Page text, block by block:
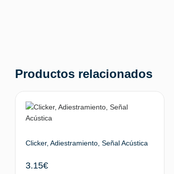
Productos relacionados
Clicker, Adiestramiento, Señal Acústica
3.15€